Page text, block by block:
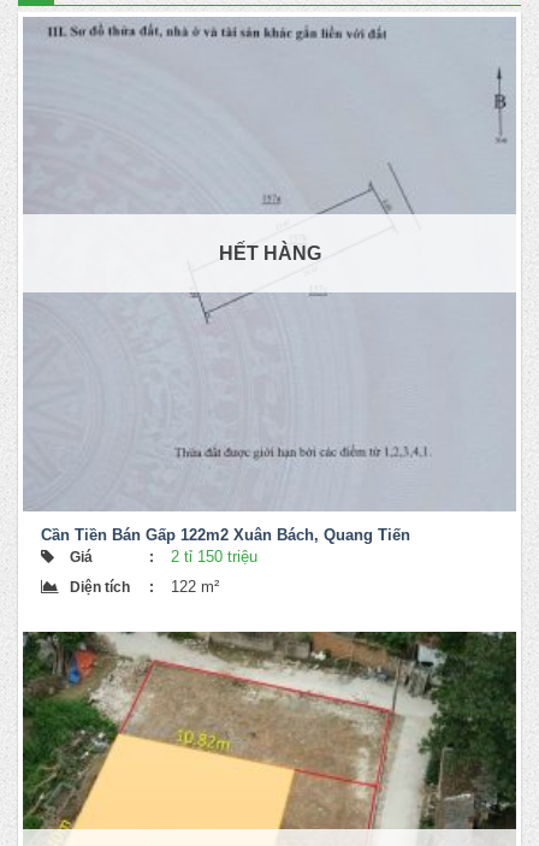
HẾT HÀNG
Cần Tiền Bán Gấp 122m2 Xuân Bách, Quang Tiến
Giá : 2 tỉ 150 triệu
Diện tích : 122 m²